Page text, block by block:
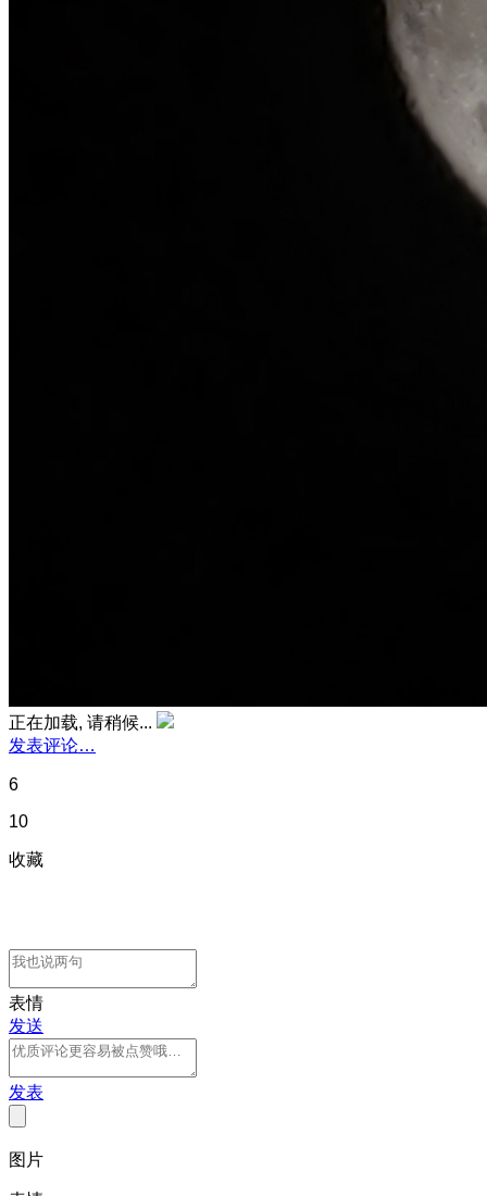
正在加载, 请稍候...
发表评论…
6
10
收藏
表情
发送
发表
图片